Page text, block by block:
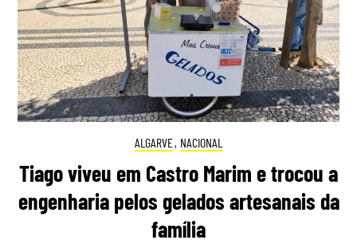
ALGARVE, NACIONAL
Tiago viveu em Castro Marim e trocou a
engenharia pelos gelados artesanais da
família